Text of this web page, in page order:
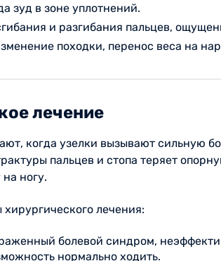
зуд в зоне уплотнений.
и разгибания пальцев,
походки, перенос веса на
лечение
когда узелки вызывают сильную
пальцев и стопа теряет
ногу.
лечения:
болевой синдром,
нормально ходить.